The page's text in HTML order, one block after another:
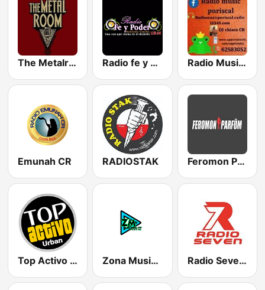
The Metalroom Radio fe y poder Radio Music Puriscal Online
Emunah CR RADIOSTAK Feromon Parfüm
Top Activo Urban Zona Music TV CR y Radio Radio Seven7